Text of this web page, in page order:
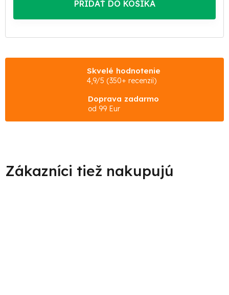
PRIDAŤ DO KOŠÍKA
Skvelé hodnotenie
4,9/5 (350+ recenzií)
Doprava zadarmo
od 99 Eur